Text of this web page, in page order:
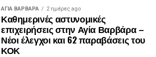
ΑΓΙΑ ΒΑΡΒΑΡΑ 2 ημέρες ago
Καθημερινές αστυνομικές
επιχειρήσεις στην Αγία Βαρβάρα –
Νέοι έλεγχοι και 62 παραβάσεις του
ΚΟΚ